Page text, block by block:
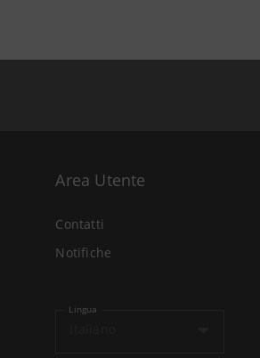
Area Utente
Contatti
Notifiche
Lingua